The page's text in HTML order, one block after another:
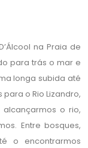
na Praia de
para trás o mar e
longa subida até
o Rio Lizandro,
o rio,
Entre bosques,
o encontrarmos